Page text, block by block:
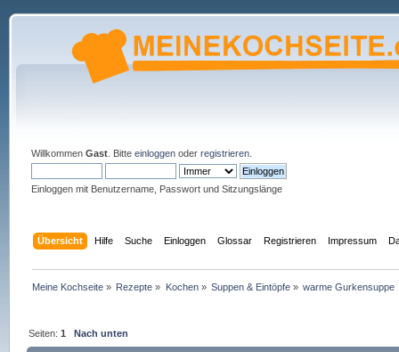
Willkommen Gast. Bitte einloggenoder registrieren.
Einloggen mit Benutzername, Passwort und Sitzungslänge
Übersicht Hilfe Suche Einloggen Glossar Registrieren Impressum
Meine Kochseite » Rezepte » Kochen» Suppen & Eintöpfe » warme Gurkensuppe
Seiten:1 Nach unten